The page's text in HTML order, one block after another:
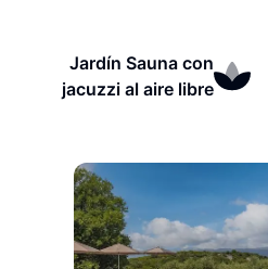
Jardín Sauna con
jacuzzi al aire libre